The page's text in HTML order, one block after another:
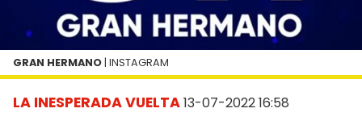
LA INESPERADA VUELTA13-07-2022 16:58
GRAN HERMANO | INSTAGRAM